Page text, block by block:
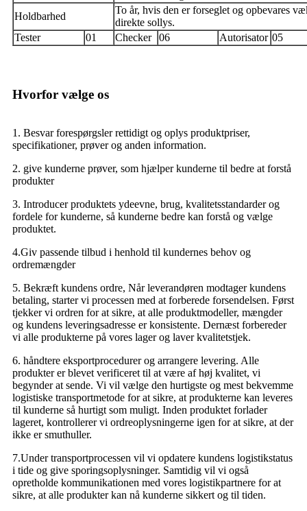
Holdbarhed
To år, hvis den er forseglet og opbevares
direkte sollys.
Tester
01 Checker 06 Autorisator 05
Hvorfor vælge os
1. Besvar forespørgsler rettidigt og oplys produktpriser,
specifikationer, prøver og anden information.
2. give kunderne prøver, som hjælper kunderne til bedre at forstå
produkter
3. Introducer produktets ydeevne, brug, kvalitetsstandarder og
fordele for kunderne, så kunderne bedre kan forstå og vælge
produktet.
4.Giv passende tilbud i henhold til kundernes behov og
ordremængder
5. Bekræft kundens ordre, Når leverandøren modtager kundens
betaling, starter vi processen med at forberede forsendelsen. Først
tjekker vi ordren for at sikre, at alle produktmodeller, mængder
og kundens leveringsadresse er konsistente. Dernæst forbereder
vi alle produkterne på vores lager og laver kvalitetstjek.
6. håndtere eksportprocedurer og arrangere levering. Alle
produkter er blevet verificeret til at være af høj kvalitet, vi
begynder at sende. Vi vil vælge den hurtigste og mest bekvemme
logistiske transportmetode for at sikre, at produkterne kan leveres
til kunderne så hurtigt som muligt. Inden produktet forlader
lageret, kontrollerer vi ordreoplysningerne igen for at sikre, at der
ikke er smuthuller.
7.Under transportprocessen vil vi opdatere kundens logistikstatus
i tide og give sporingsoplysninger. Samtidig vil vi også
opretholde kommunikationen med vores logistikpartnere for at
sikre, at alle produkter kan nå kunderne sikkert og til tiden.